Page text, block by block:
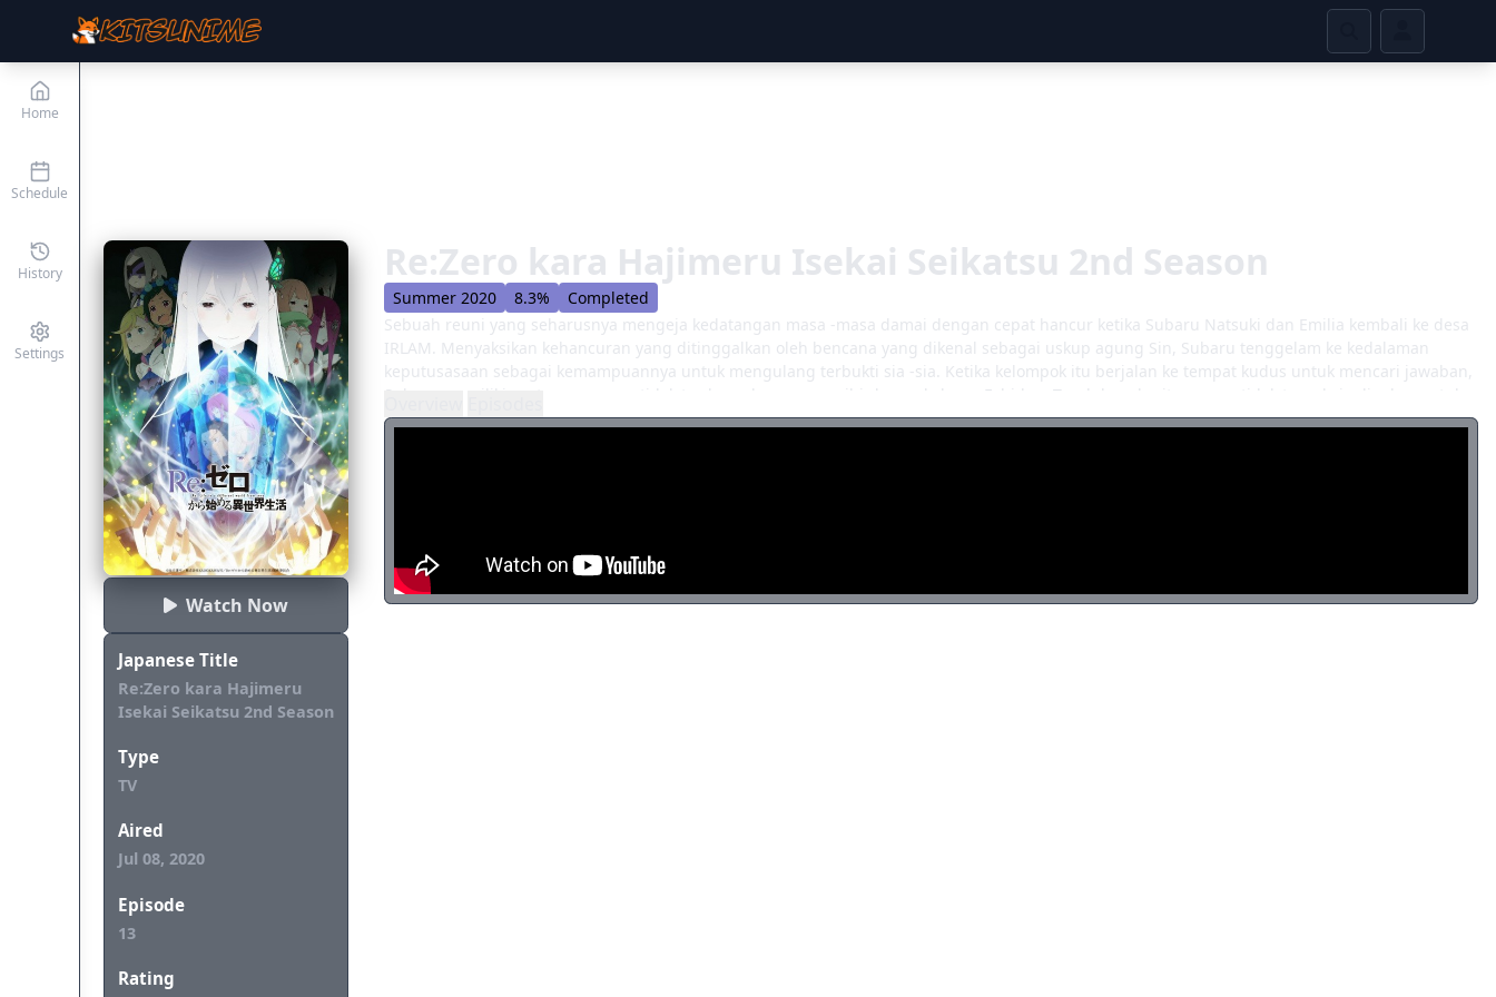
Home
Schedule
History
Settings
Watch Now
Japanese Title
Re:Zero kara Hajimeru
Isekai Seikatsu 2nd Season
Type
TV
Aired
Jul 08, 2020
Episode
13
Rating
Re:Zero kara Hajimeru Isekai Seikatsu 2nd Season
Summer 2020 8.3%
Completed
Sebuah reuni yang seharusnya mengeja kedatangan masa -masa damai dengan cepat hancur ketika Subaru Natsuki dan Emilia kembali ke desa
IRLAM. Menyaksikan kehancuran yang ditinggalkan oleh bencana yang dikenal sebagai uskup agung Sin, Subaru tenggelam ke kedalaman
keputusasaan sebagai kemampuannya untuk mengulang terbukti sia -sia. Ketika kelompok itu berjalan ke tempat kudus untuk mencari jawaban,
Subaru memiliki pertemuan yang tidak terduga dengan penyihir keserakahan - Echidna. Tunduk pada ritme yang tidak ternak, ia dipaksa untuk
menyelam ke dalam spiral masa lalu dan masa depan. Pada saat yang sama, beberapa ancaman misterius mengarahkan pandangan mereka di